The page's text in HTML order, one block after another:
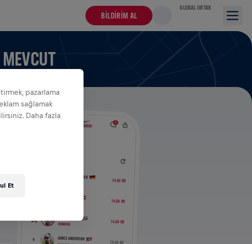
BILDIRIM AL
GLOBAL ORTAK
pazarlama
sağlamak
Daha fazla
Et